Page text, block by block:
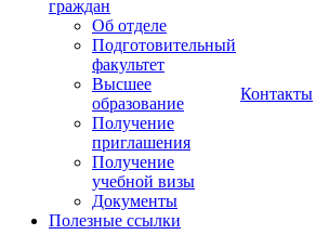
граждан
Об отделе
Подготовительный
факультет
Высшее
образование
Получение
приглашения
Получение
учебной визы
Документы
Полезные ссылки
Контакты